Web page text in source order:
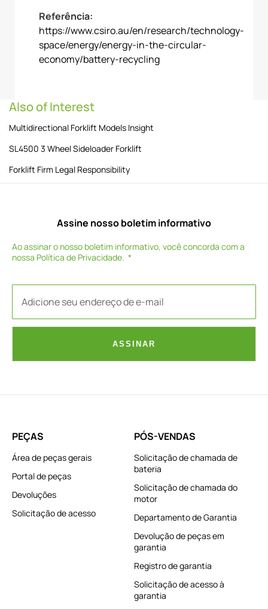
Referência:
https://www.csiro.au/en/research/technology-
space/energy/energy-in-the-circular-
economy/battery-recycling
Also of Interest
Multidirectional Forklift Models Insight
SL4500 3 Wheel Sideloader Forklift
Forklift Firm Legal Responsibility
Assine nosso boletim informativo
Ao assinar o nosso boletim informativo, você concorda com a
nossa Política de Privacidade.
ASSINAR
PEÇAS
Área de peças gerais
Portal de peças
Devoluções
Solicitação de acesso
PÓS-VENDAS
Solicitação de chamada de
bateria
Solicitação de chamada do
motor
Departamento de Garantia
Devolução de peças em
garantia
Registro de garantia
Solicitação de acesso à
garantia